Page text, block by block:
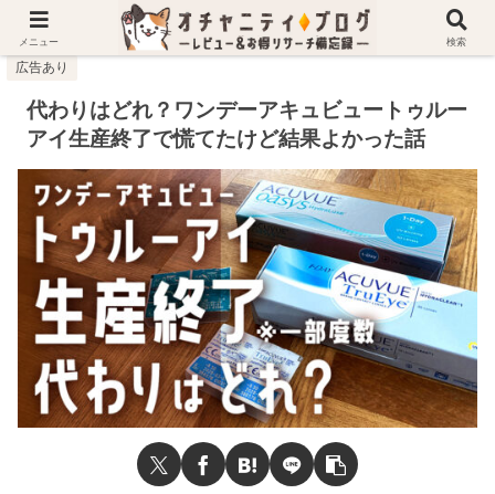
ホーム 雑記 代わりはどれ？ワンデーアキュビュートゥルーアイ生産終了で慌てたけど結果よかった話
広告あり
代わりはどれ？ワンデーアキュビュートゥルー
アイ生産終了で慌てたけど結果よかった話
メニュー 検索